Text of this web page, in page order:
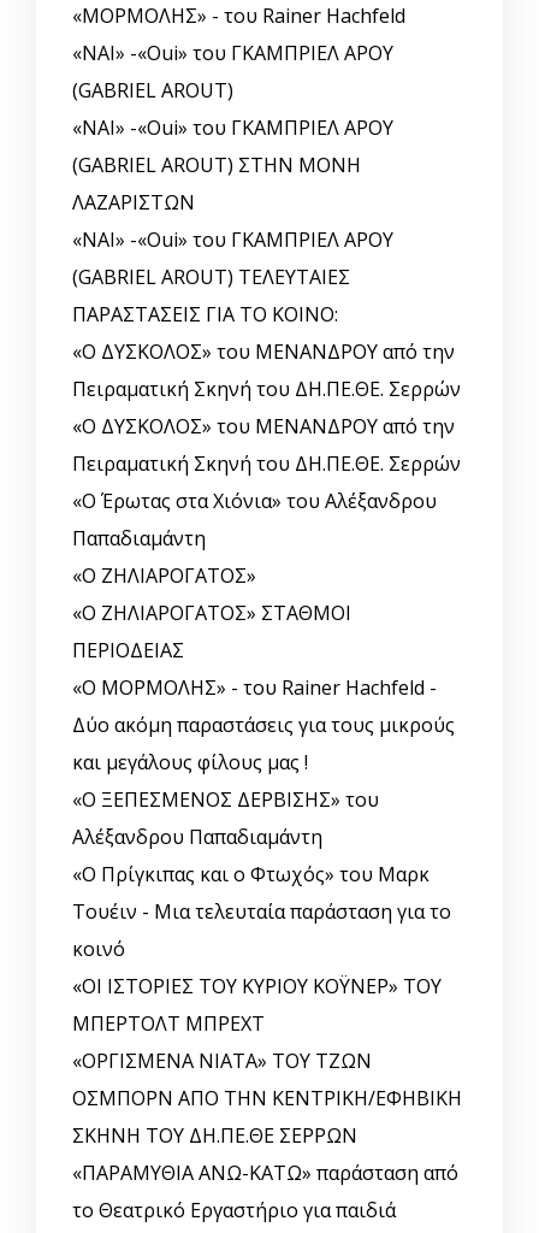
«ΜΟΡΜΟΛΗΣ» - του Rainer Hachfeld
«ΝΑΙ» -«Oui» του ΓΚΑΜΠΡΙΕΛ ΑΡΟΥ
(GABRIEL AROUT)
«ΝΑΙ» -«Oui» του ΓΚΑΜΠΡΙΕΛ ΑΡΟΥ
(GABRIEL AROUT) ΣΤΗΝ ΜΟΝΗ
ΛΑΖΑΡΙΣΤΩΝ
«ΝΑΙ» -«Oui» του ΓΚΑΜΠΡΙΕΛ ΑΡΟΥ
(GABRIEL AROUT) ΤΕΛΕΥΤΑΙΕΣ
ΠΑΡΑΣΤΑΣΕΙΣ ΓΙΑ ΤΟ ΚΟΙΝΟ:
«Ο ΔΥΣΚΟΛΟΣ» του ΜΕΝΑΝΔΡΟΥ από την
Πειραματική Σκηνή του ΔΗ.ΠΕ.ΘΕ. Σερρών
«Ο ΔΥΣΚΟΛΟΣ» του ΜΕΝΑΝΔΡΟΥ από την
Πειραματική Σκηνή του ΔΗ.ΠΕ.ΘΕ. Σερρών
«Ο Έρωτας στα Χιόνια» του Αλέξανδρου
Παπαδιαμάντη
«Ο ΖΗΛΙΑΡΟΓΑΤΟΣ»
«Ο ΖΗΛΙΑΡΟΓΑΤΟΣ» ΣΤΑΘΜΟΙ
ΠΕΡΙΟΔΕΙΑΣ
«Ο ΜΟΡΜΟΛΗΣ» - του Rainer Hachfeld -
Δύο ακόμη παραστάσεις για τους μικρούς
και μεγάλους φίλους μας !
«Ο ΞΕΠΕΣΜΕΝΟΣ ΔΕΡΒΙΣΗΣ» του
Αλέξανδρου Παπαδιαμάντη
«Ο Πρίγκιπας και ο Φτωχός» του Μαρκ
Τουέιν - Μια τελευταία παράσταση για το
κοινό
«ΟΙ ΙΣΤΟΡΙΕΣ ΤΟΥ ΚΥΡΙΟΥ ΚΟΫΝΕΡ» ΤΟΥ
ΜΠΕΡΤΟΛΤ ΜΠΡΕΧΤ
«ΟΡΓΙΣΜΕΝΑ ΝΙΑΤΑ» ΤΟΥ ΤΖΩΝ
ΟΣΜΠΟΡΝ ΑΠΟ ΤΗΝ ΚΕΝΤΡΙΚΗ/ΕΦΗΒΙΚΗ
ΣΚΗΝΗ ΤΟΥ ΔΗ.ΠΕ.ΘΕ ΣΕΡΡΩΝ
«ΠΑΡΑΜΥΘΙΑ ΑΝΩ-ΚΑΤΩ» παράσταση από
το Θεατρικό Εργαστήριο για παιδιά